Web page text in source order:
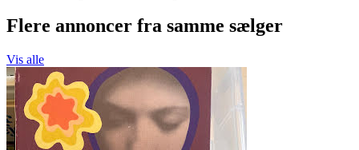
Flere annoncer fra samme sælger
Vis alle